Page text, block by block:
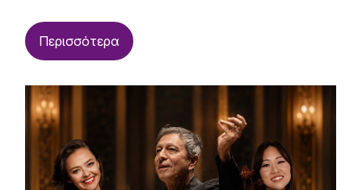
Περισσότερα